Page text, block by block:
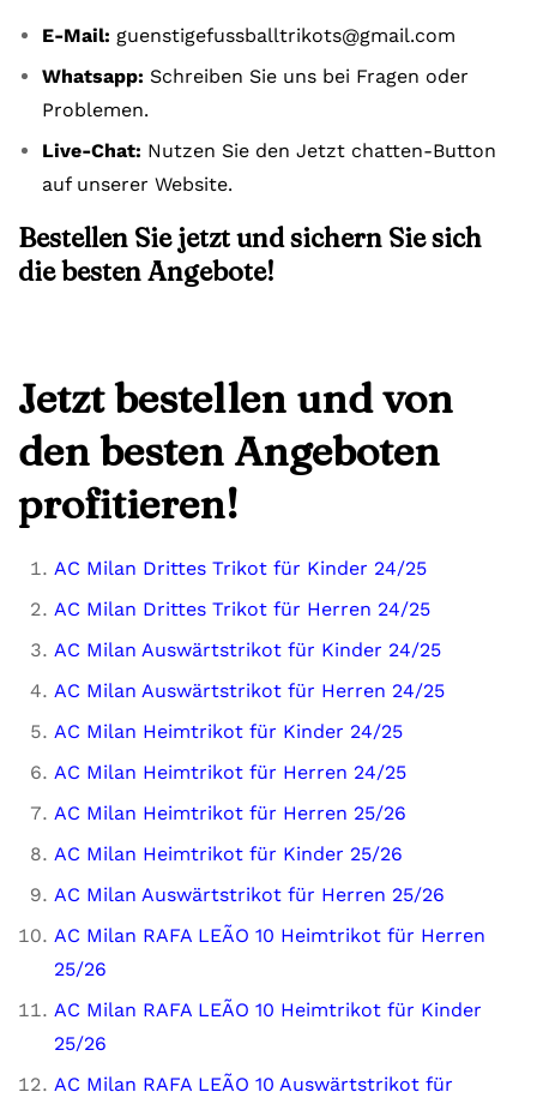
E-Mail: guenstigefussballtrikots@gmail.com
Whatsapp: Schreiben Sie uns bei Fragen oder
Problemen.
Live-Chat: Nutzen Sie den Jetzt chatten-Button
auf unserer Website.
Bestellen Sie jetzt und sichern Sie sich
die besten Angebote!
Jetzt bestellen und von
den besten Angeboten
profitieren!
AC Milan Drittes Trikot für Kinder 24/25
AC Milan Drittes Trikot für Herren 24/25
AC Milan Auswärtstrikot für Kinder 24/25
AC Milan Auswärtstrikot für Herren 24/25
AC Milan Heimtrikot für Kinder 24/25
AC Milan Heimtrikot für Herren 24/25
AC Milan Heimtrikot für Herren 25/26
AC Milan Heimtrikot für Kinder 25/26
AC Milan Auswärtstrikot für Herren 25/26
AC Milan RAFA LEÃO 10 Heimtrikot für Herren
25/26
AC Milan RAFA LEÃO 10 Heimtrikot für Kinder
25/26
AC Milan RAFA LEÃO 10 Auswärtstrikot für